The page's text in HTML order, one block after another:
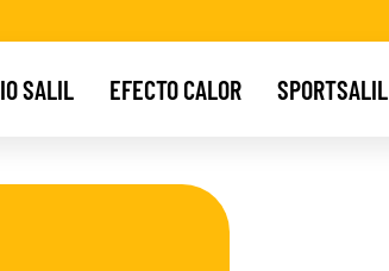
SALIL EFECTO CALOR SPORTSALIL